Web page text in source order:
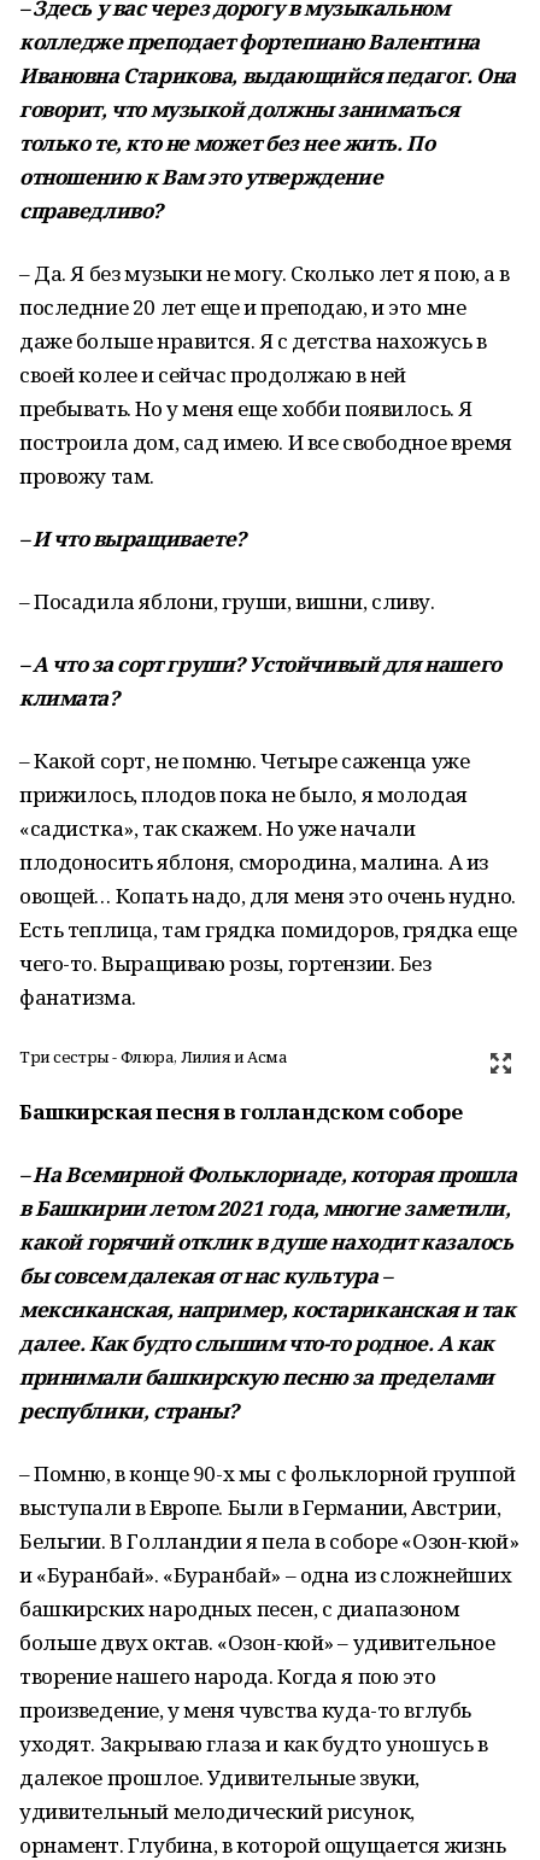
–Здесь увас черездорогувмузыкальном
колледжепреподаетфортепианоВалентина
Ивановна Старикова, выдающийсяпедагог. Она
говорит, чтомузыкойдолжнызаниматься
только те,ктонеможетбезнеежить.По
отношениюкВамэто утверждение
справедливо?
– Да. Я без музыки не могу. Сколько лет я пою, а в
последние 20 лет еще и преподаю, и это мне
даже больше нравится. Я с детства нахожусь в
своей колее и сейчас продолжаю в ней
пребывать. Но у меня еще хобби появилось. Я
построила дом, сад имею. И все свободное время
провожу там.
–И чтовыращиваете?
– Посадила яблони, груши, вишни, сливу.
–А что засортгруши?Устойчивыйдлянашего
климата?
– Какой сорт, не помню. Четыре саженца уже
прижилось, плодов пока не было, я молодая
«садистка», так скажем. Но уже начали
плодоносить яблоня, смородина, малина. А из
овощей… Копать надо, для меня это очень нудно.
Есть теплица, там грядка помидоров, грядка еще
чего-то. Выращиваю розы, гортензии. Без
фанатизма.
Три сестры - Флюра, Лилия и Асма
Башкирскаяпеснявголландскомсоборе
–НаВсемирной Фольклориаде,котораяпрошла
в Башкирии летом2021года,многиезаметили,
какойгорячийоткликвдушенаходит казалось
бы совсемдалекая отнаскультура–
мексиканская,например,костариканскаяи так
далее.Какбудто слышим что-тородное.Акак
принимали башкирскуюпесню запределами
республики, страны?
– Помню, в конце 90-х мы с фольклорной группой
выступали в Европе. Были в Германии, Австрии,
Бельгии. В Голландии я пела в соборе «Озон-кюй»
и «Буранбай». «Буранбай» – одна из сложнейших
башкирских народных песен, с диапазоном
больше двух октав. «Озон-кюй» – удивительное
творение нашего народа. Когда я пою это
произведение, у меня чувства куда-то вглубь
уходят. Закрываю глаза и как будто уношусь в
далекое прошлое. Удивительные звуки,
удивительный мелодический рисунок,
орнамент. Глубина, в которой ощущается жизнь